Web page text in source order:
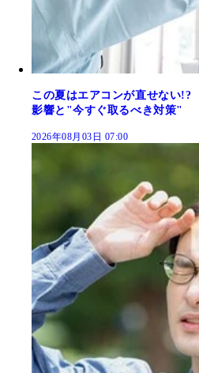
この夏はエアコンが直せない
影響と"今すぐ取るべき対策"
2026年08月03日 07:00